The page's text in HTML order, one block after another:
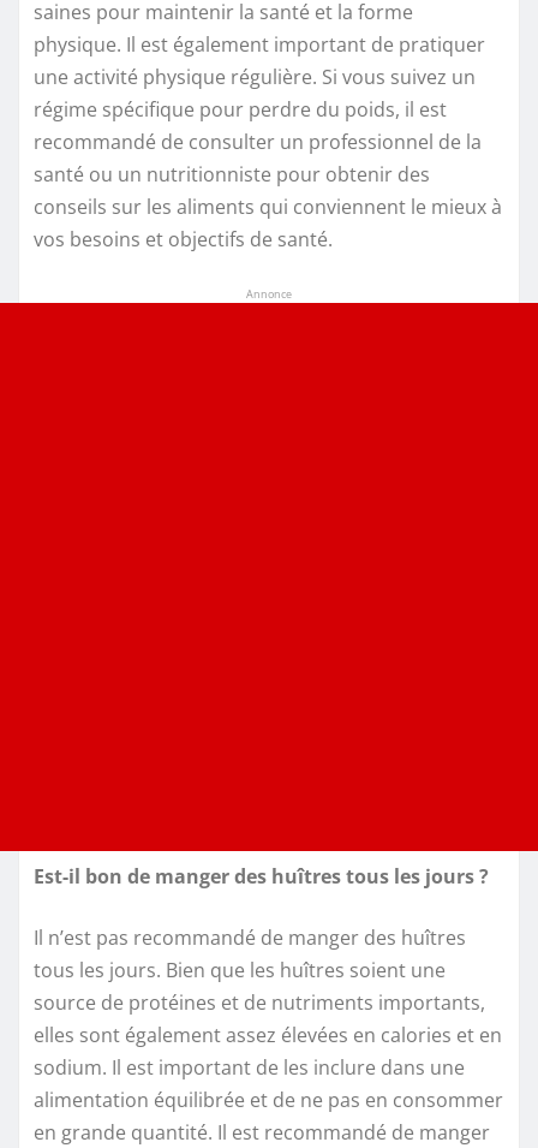
saines pour maintenir la santé et la forme
physique. Il est également important de pratiquer
une activité physique régulière. Si vous suivez un
régime spécifique pour perdre du poids, il est
recommandé de consulter un professionnel de la
santé ou un nutritionniste pour obtenir des
conseils sur les aliments qui conviennent le mieux à
vos besoins et objectifs de santé.
Annonce
Est-il bon de manger des huîtres tous les jours ?
Il n’est pas recommandé de manger des huîtres
tous les jours. Bien que les huîtres soient une
source de protéines et de nutriments importants,
elles sont également assez élevées en calories et en
sodium. Il est important de les inclure dans une
alimentation équilibrée et de ne pas en consommer
en grande quantité. Il est recommandé de manger